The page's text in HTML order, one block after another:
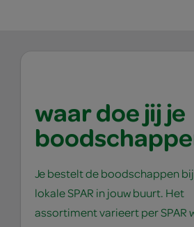
waar doe jij je
Je bestelt de boodschappen
lokale SPAR in jouw buurt. Het
assortiment varieert per SPAR